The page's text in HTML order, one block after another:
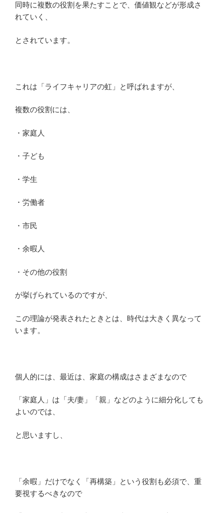
同時に複数の役割を果たすことで、価値観などが形成さ
れていく、
とされています。
これは「ライフキャリアの虹」と呼ばれますが、
複数の役割には、
・家庭人
・子ども
・学生
・労働者
・市民
・余暇人
・その他の役割
が挙げられているのですが、
この理論が発表されたときとは、時代は大きく異なって
います。
個人的には、最近は、家庭の構成はさまざまなので
「家庭人」は「夫/妻」「親」などのように細分化しても
よいのでは、
と思いますし、
「余暇」だけでなく「再構築」という役割も必須で、重
要視するべきなので